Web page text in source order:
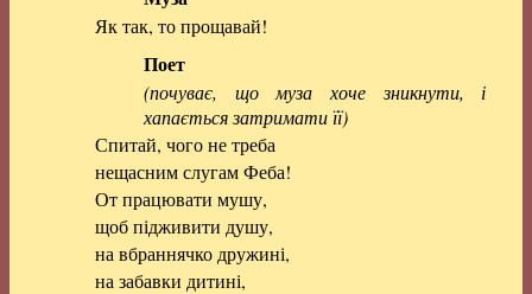
Як так, то прощавай!
Поет
(почуває, що муза хоче зникнути, і
хапається затримати її)
Спитай, чого не треба
нещасним слугам Феба!
От працювати мушу,
щоб підживити душу,
на вбраннячко дружині,
на забавки дитині,